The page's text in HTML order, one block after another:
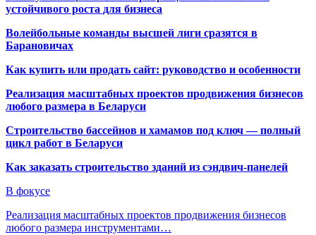
устойчивого роста для бизнеса
Волейбольные команды высшей лиги сразятся в
Барановичах
Как купить или продать сайт: руководство и особенности
Реализация масштабных проектов продвижения бизнесов
любого размера в Беларуси
Строительство бассейнов и хамамов под ключ — полный
цикл работ в Беларуси
Как заказать строительство зданий из сэндвич-панелей
В фокусе
Реализация масштабных проектов продвижения бизнесов
любого размера инструментами…